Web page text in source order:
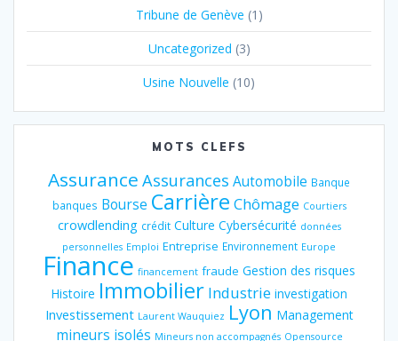
Tribune de Genève (1)
Uncategorized (3)
Usine Nouvelle (10)
MOTS CLEFS
Assurance Assurances Automobile Banque
banques Bourse Carrière Chômage Courtiers
crowdlending crédit Culture Cybersécurité données
personnelles Emploi Entreprise Environnement Europe
Finance financement fraude Gestion des risques
Histoire Immobilier Industrie investigation
Investissement Laurent Wauquiez Lyon Management
mineurs isolés Mineurs non accompagnés Opensource